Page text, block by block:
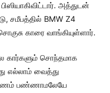
அத்துடன்
சமீபத்தில் BMW Z4
காரை வாங்கியுள்ளார்.
கார்களும் சொந்தமாக
எல்லாம் வைத்து
பண்ணாமலேயே